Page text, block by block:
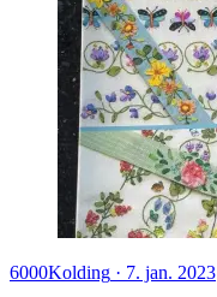
6000Kolding · 7. jan. 2023